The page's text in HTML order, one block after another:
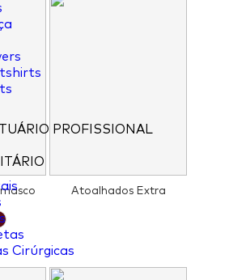
PROFISSIONAL
Cirúrgicas
Atoalhados Extra